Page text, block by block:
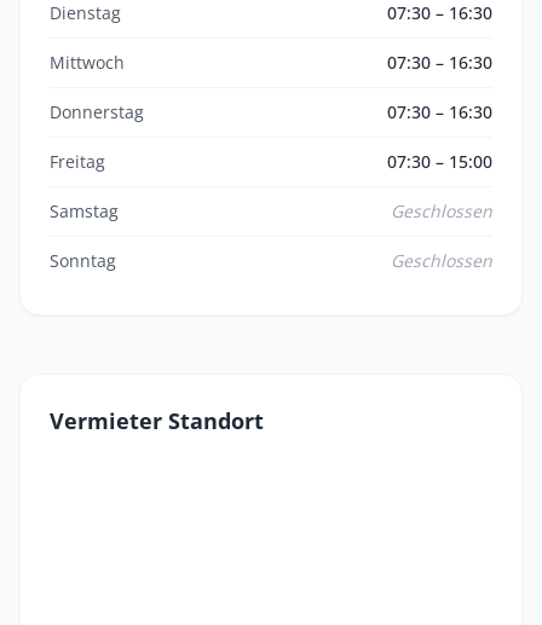
Dienstag 07:30 – 16:30
Mittwoch 07:30 – 16:30
Donnerstag 07:30 – 16:30
Freitag 07:30 – 15:00
Samstag Geschlossen
Sonntag Geschlossen
Vermieter Standort